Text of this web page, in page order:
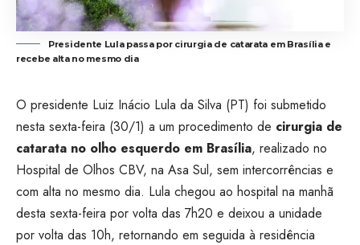
Presidente Lula passa por cirurgia de catarata em Brasília e
recebe alta no mesmo dia
O presidente Luiz Inácio Lula da Silva (PT) foi submetido
nesta sexta-feira (30/1) a um procedimento de cirurgia de
catarata no olho esquerdo em Brasília, realizado no
Hospital de Olhos CBV, na Asa Sul, sem intercorrências e
com alta no mesmo dia. Lula chegou ao hospital na manhã
desta sexta-feira por volta das 7h20 e deixou a unidade
por volta das 10h, retornando em seguida à residência